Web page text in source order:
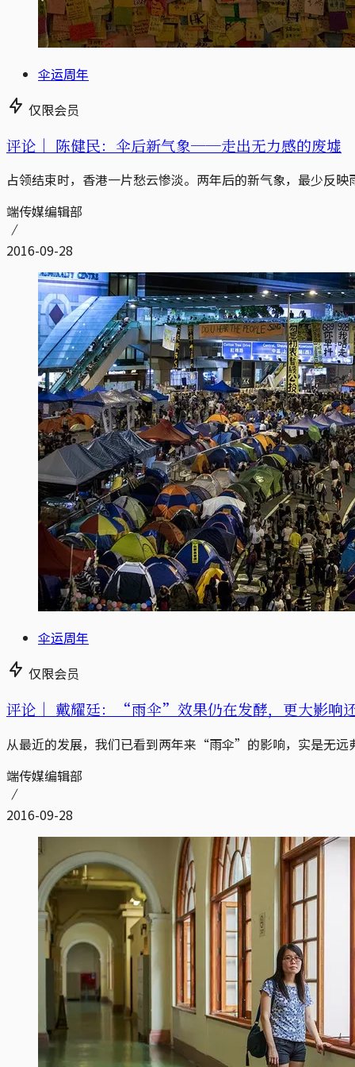
伞运周年
仅限会员
评论｜ 陈健民：伞后新气象──走出无力感的废墟
占领结束时，香港一片愁云惨淡。两年后的新气象，最少反
端传媒编辑部
2016-09-28
伞运周年
仅限会员
评论｜ 戴耀廷：“雨伞”效果仍在发酵，更大影响
从最近的发展，我们已看到两年来“雨伞”的影响，实是无远
端传媒编辑部
2016-09-28